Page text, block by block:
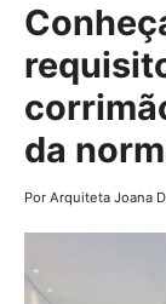
conteúdo
principal
da
Por Arquiteta Joana